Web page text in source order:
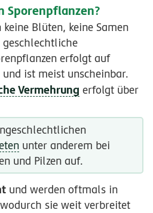
Sporenpflanzen?
Blüten, keine Samen
geschlechtliche
erfolgt auf
ist meist unscheinbar.
Vermehrung erfolgt über
unter anderem bei
und Pilzen auf.
und werden oftmals in
sie weit verbreitet